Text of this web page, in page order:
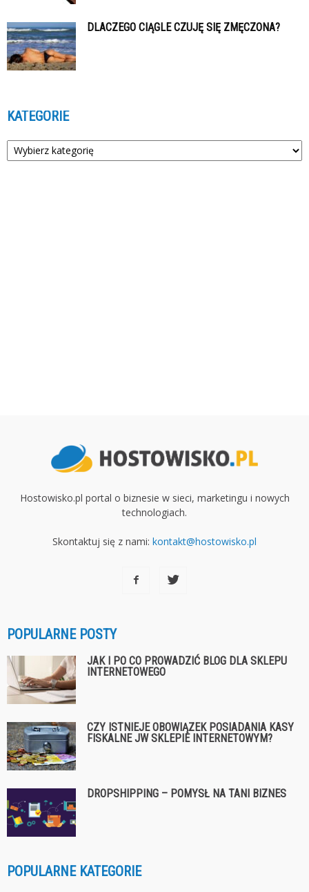
DLACZEGO CIĄGLE CZUJĘ SIĘ ZMĘCZONA?
KATEGORIE
Kategorie
Hostowisko.pl portal o biznesie w sieci, marketingu i nowych
technologiach.
Skontaktuj się z nami: kontakt@hostowisko.pl
POPULARNE POSTY
JAK I PO CO PROWADZIĆ BLOG DLA SKLEPU
INTERNETOWEGO
CZY ISTNIEJE OBOWIĄZEK POSIADANIA KASY
FISKALNE JW SKLEPIE INTERNETOWYM?
DROPSHIPPING – POMYSŁ NA TANI BIZNES
POPULARNE KATEGORIE